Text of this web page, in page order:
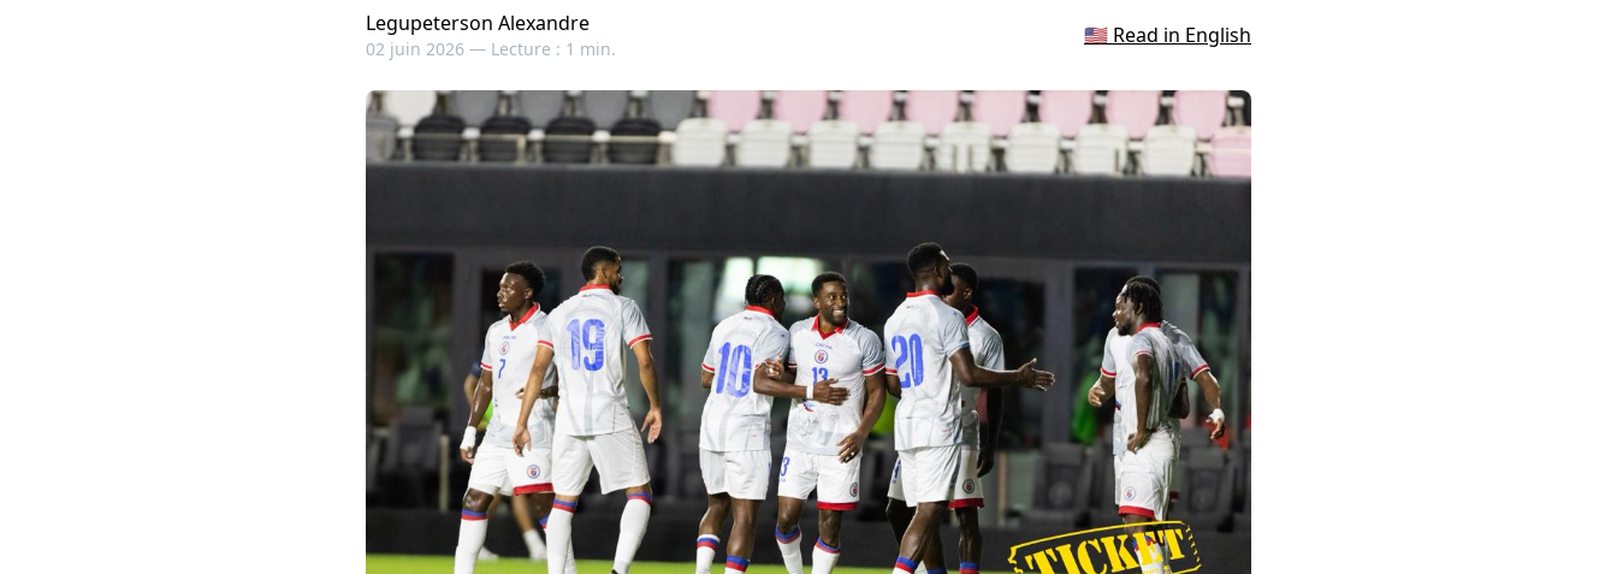
Legupeterson Alexandre
02 juin 2026 — Lecture : 1 min.
🇺🇸 Read in English